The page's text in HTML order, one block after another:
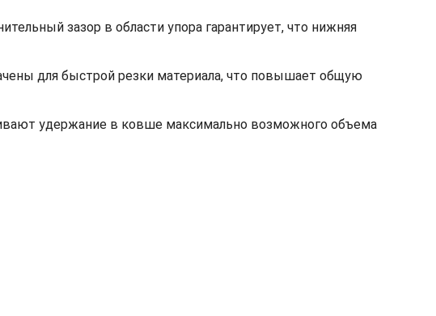
зазор в области упора гарантирует, что нижняя
для быстрой резки материала, что повышает общую
удержание в ковше максимально возможного объема